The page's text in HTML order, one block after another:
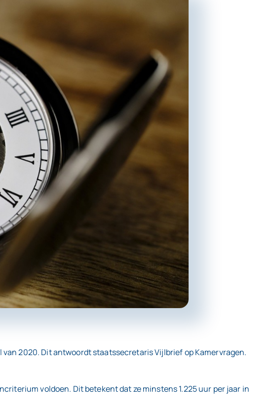
2020. Dit antwoordt staatssecretaris Vijlbrief op Kamervragen.
voldoen. Dit betekent dat ze minstens 1.225 uur per jaar in